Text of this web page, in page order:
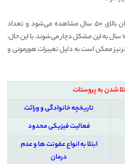
بزرگ شدن پروستات اغلب در مردان بالای 50 سال مشاهده می‌شود و تعداد
بیشتری از مردان در سنین بالاتر از 70 سال به این مشکل دچار می‌شوند. با این حال،
نیز ممکن است به دلیل تغییرات هورمونی و
شدن به پروستات
تاریخچه خانوادگی و وراثت
فعالیت فیزیکی محدود
ابتلا به انواع عفونت ها و عدم
درمان